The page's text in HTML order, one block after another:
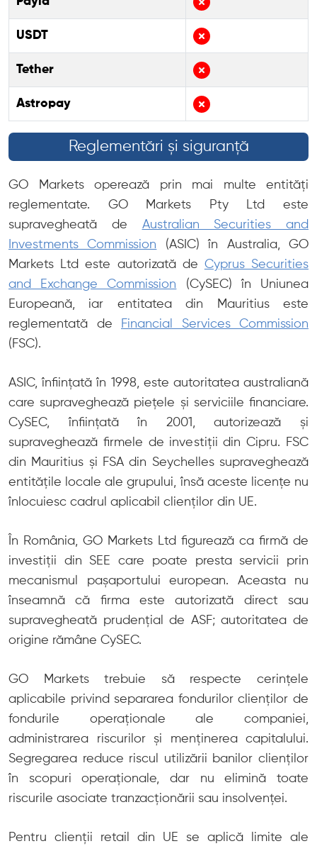
USDT
Tether
Astropay
Reglementări și siguranță
GO Markets operează prin mai multe entități
reglementate. GO Markets Pty Ltd este
supravegheată de Australian Securities and
Investments Commission (ASIC) în Australia, GO
Markets Ltd este autorizată de Cyprus Securities
and Exchange Commission (CySEC) în Uniunea
Europeană, iar entitatea din Mauritius este
reglementată de
Financial Services Commission
(FSC).
ASIC, înființată în 1998, este autoritatea australiană
care supraveghează piețele și serviciile financiare.
CySEC, înființată în 2001, autorizează și
supraveghează firmele de investiții din Cipru. FSC
din Mauritius și FSA din Seychelles supraveghează
entitățile locale ale grupului, însă aceste licențe nu
înlocuiesc cadrul aplicabil clienților din UE.
În România, GO Markets Ltd figurează ca firmă de
investiții din SEE care poate presta servicii prin
mecanismul pașaportului european. Aceasta nu
înseamnă că firma este autorizată direct sau
supravegheată prudențial de ASF; autoritatea de
origine rămâne CySEC.
GO Markets trebuie să respecte cerințele
aplicabile privind separarea fondurilor clienților de
fondurile operaționale ale companiei,
administrarea riscurilor și menținerea capitalului.
Segregarea reduce riscul utilizării banilor clienților
în scopuri operaționale, dar nu elimină toate
riscurile asociate tranzacționării sau insolvenței.
Pentru clienții retail din UE se aplică limite ale